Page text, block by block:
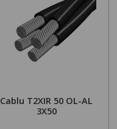
Cablu T2XIR 50 OL-AL
3X50